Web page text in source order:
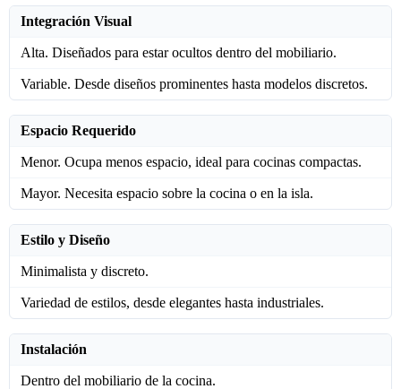
Integración Visual
Alta. Diseñados para estar ocultos dentro del mobiliario.
Variable. Desde diseños prominentes hasta modelos discretos.
Espacio Requerido
Menor. Ocupa menos espacio, ideal para cocinas compactas.
Mayor. Necesita espacio sobre la cocina o en la isla.
Estilo y Diseño
Minimalista y discreto.
Variedad de estilos, desde elegantes hasta industriales.
Instalación
Dentro del mobiliario de la cocina.